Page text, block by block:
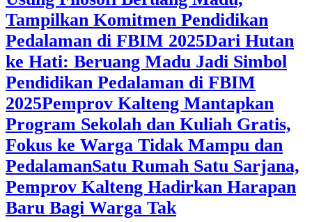
Tampilkan Komitmen Pendidikan
Pedalaman di FBIM 2025‎Dari Hutan
ke Hati: Beruang Madu Jadi Simbol
Pendidikan Pedalaman di FBIM
2025‎Pemprov Kalteng Mantapkan
Program Sekolah dan Kuliah Gratis,
Fokus ke Warga Tidak Mampu dan
Pedalaman‎Satu Rumah Satu Sarjana,
Pemprov Kalteng Hadirkan Harapan
Baru Bagi Warga Tak